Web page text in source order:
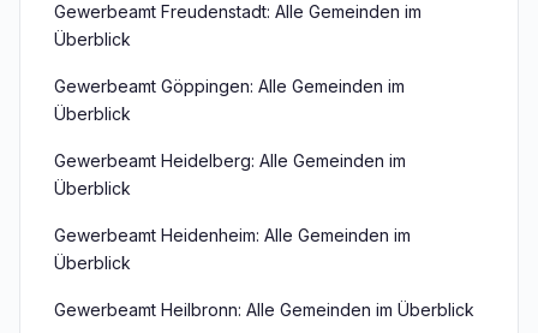
Gewerbeamt Freudenstadt: Alle Gemeinden im
Überblick
Gewerbeamt Göppingen: Alle Gemeinden im
Überblick
Gewerbeamt Heidelberg: Alle Gemeinden im
Überblick
Gewerbeamt Heidenheim: Alle Gemeinden im
Überblick
Gewerbeamt Heilbronn: Alle Gemeinden im Überblick